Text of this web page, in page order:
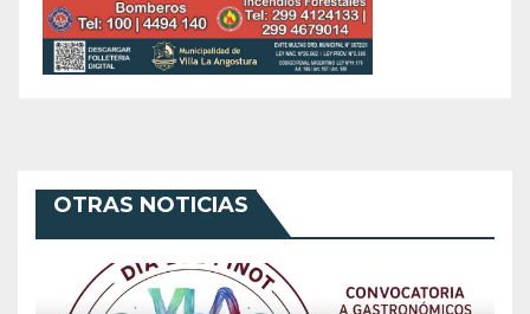
OTRAS NOTICIAS